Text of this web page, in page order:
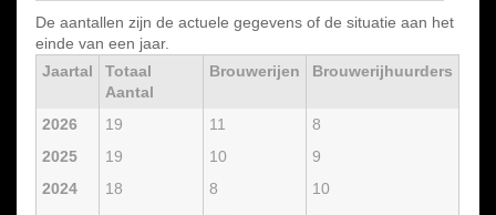
De aantallen zijn de actuele gegevens of de situatie aan het
einde van een jaar.
Jaartal
Totaal
Aantal
Brouwerijen Brouwerijhuurders
2026 19 11
8
2025
19 10
9
2024
18 8
10